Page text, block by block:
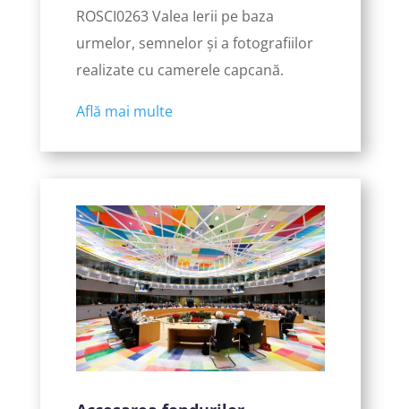
ROSCI0263 Valea Ierii pe baza
urmelor, semnelor și a fotografiilor
realizate cu camerele capcană.
Află mai multe